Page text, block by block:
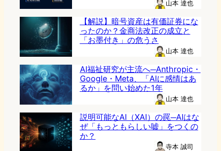
山本 達也
【解説】暗号資産は有価証券にな
ったのか？金商法改正の成立と
「お墨付き」の危うさ
山本 達也
AI福祉研究が主流へ─Anthropic・
Google・Meta、「AIに感情はあ
るか」を問い始めた1年
山本 達也
説明可能なAI（XAI）の罠─AIはな
ぜ「もっともらしい嘘」をつくの
か？
寺本 誠司